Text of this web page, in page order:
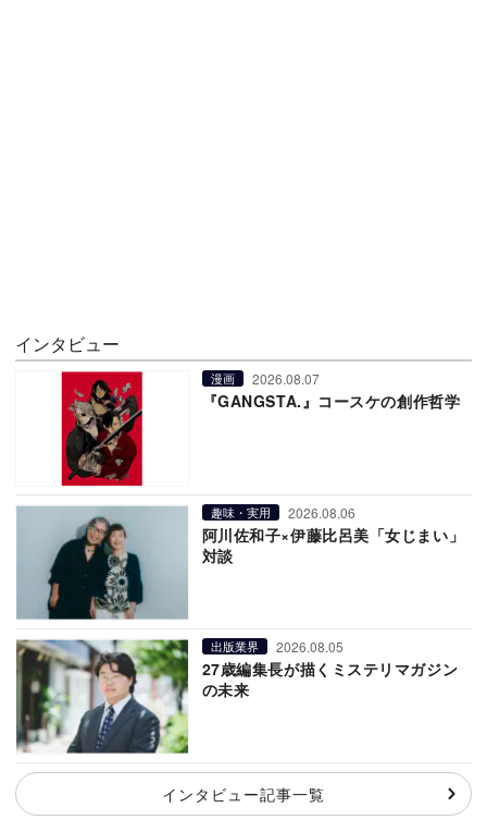
インタビュー
漫画 2026.08.07
『GANGSTA.』コースケの創作哲学
趣味・実用 2026.08.06
阿川佐和子×伊藤比呂美「女じまい」
対談
出版業界 2026.08.05
27歳編集長が描くミステリマガジン
の未来
インタビュー記事一覧